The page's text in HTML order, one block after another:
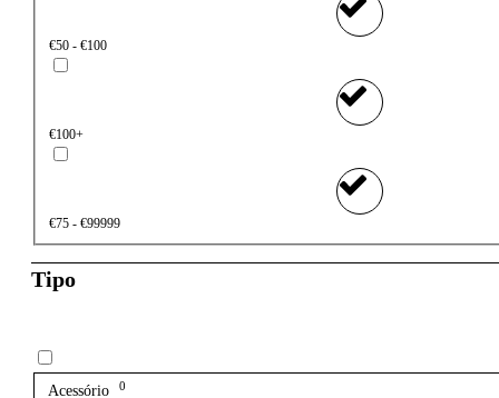
€50 - €100
€100+
€75 - €99999
Tipo
Acessório 0